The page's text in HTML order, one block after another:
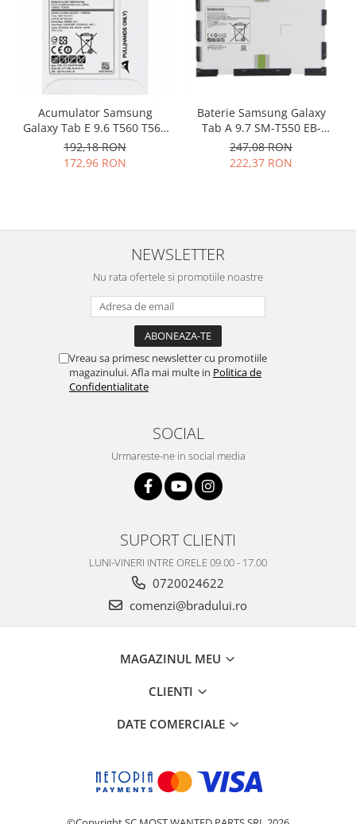
Motorola
Nokia
Philips
Touchscreen Huawei
UTOK
Acumulator Samsung
Galaxy Tab E 9.6 T560 T561
EB-BT561ABE original
192,18 RON
172,96 RON
Baterie Samsung Galaxy
Tab A 9.7 SM-T550 EB-
BT550ABE originala
247,08 RON
222,37 RON
NEWSLETTER
Nu rata ofertele si promotiile noastre
Vreau sa primesc newsletter cu promotiile
magazinului. Afla mai multe in Politica de
Confidentialitate
SOCIAL
Urmareste-ne in social media
SUPORT CLIENTI
LUNI-VINERI INTRE ORELE 09.00 - 17.00
0720024622
comenzi@bradului.ro
MAGAZINUL MEU
CLIENTI
DATE COMERCIALE